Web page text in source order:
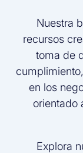
Nuestra
recursos
toma de
en los
orientado
Explora